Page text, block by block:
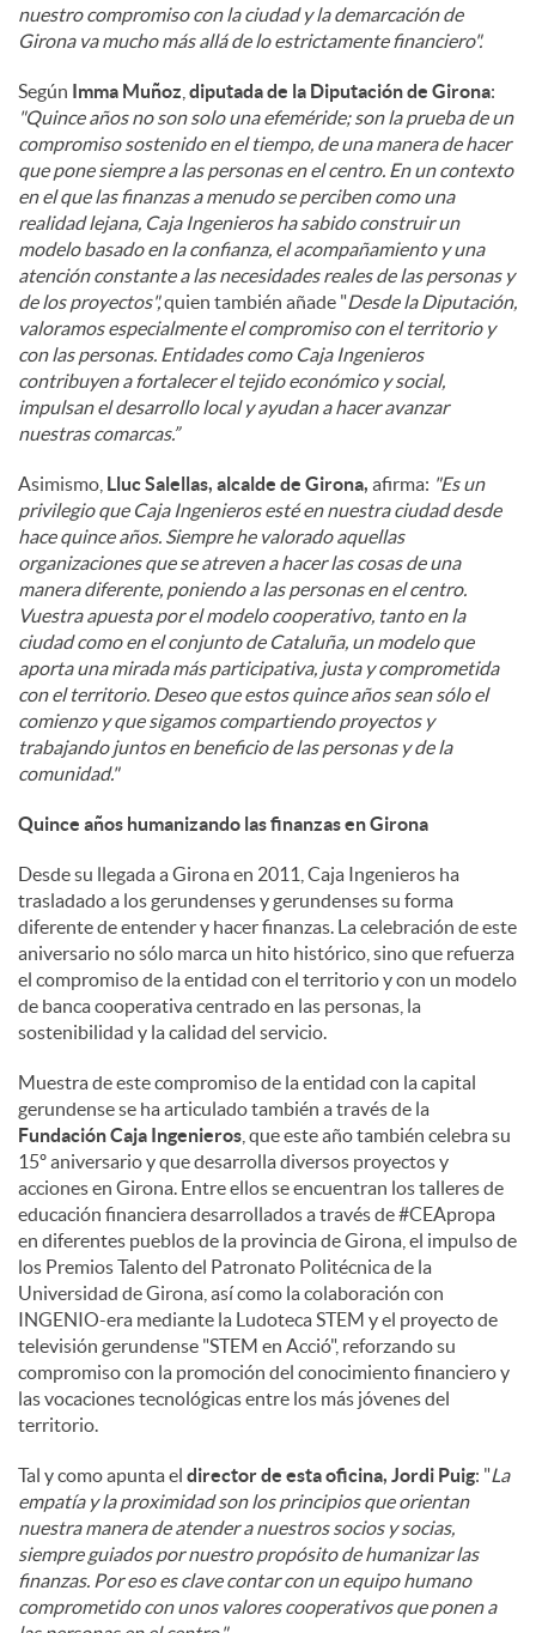
nuestro compromiso con la ciudad y la demarcación de
Girona va mucho más allá de lo estrictamente financiero".
Según Imma Muñoz diputada de la Diputación de Girona:
"Quince años no son solo una efeméride; son la prueba de un
compromiso sostenido en el tiempo, de una manera de hacer
que pone siempre a las personas en el centro. En un contexto
en el que las finanzas a menudo se perciben como una
realidad lejana, Caja Ingenieros ha sabido construir un
modelo basado en la confianza, el acompañamiento y una
atención constante a las necesidades reales de las personas y
de los proyectos",quien también añade "Desde la Diputación,
valoramos especialmente el compromiso con el territorio y
con las personas. Entidades como Caja Ingenieros
contribuyen a fortalecer el tejido económico y social,
impulsan el desarrollo local y ayudan a hacer avanzar
nuestras comarcas.”
Asimismo, Lluc Salellas, alcalde de Girona, afirma: "Es un
privilegio que Caja Ingenieros esté en nuestra ciudad desde
hace quince años. Siempre he valorado aquellas
organizaciones que se atreven a hacer las cosas de una
manera diferente, poniendo a las personas en el centro.
Vuestra apuesta por el modelo cooperativo, tanto en la
ciudad como en el conjunto de Cataluña, un modelo que
aporta una mirada más participativa, justa y comprometida
con el territorio. Deseo que estos quince años sean sólo el
comienzo y que sigamos compartiendo proyectos y
trabajando juntos en beneficio de las personas y de la
comunidad."
Quince años humanizando las finanzas en Girona
Desde su llegada a Girona en 2011, Caja Ingenieros ha
trasladado a los gerundenses y gerundenses su forma
diferente de entender y hacer finanzas. La celebración de este
aniversario no sólo marca un hito histórico, sino que refuerza
el compromiso de la entidad con el territorio y con un modelo
de banca cooperativa centrado en las personas, la
sostenibilidad y la calidad del servicio.
Muestra de este compromiso de la entidad con la capital
gerundense se ha articulado también a través de la
Fundación Caja Ingenieros , que este año también celebra su
15º aniversario y que desarrolla diversos proyectos y
acciones en Girona. Entre ellos se encuentran los talleres de
educación financiera desarrollados a través de #CEApropa
en diferentes pueblos de la provincia de Girona, el impulso de
los Premios Talento del Patronato Politécnica de la
Universidad de Girona, así como la colaboración con
INGENIO-era mediante la Ludoteca STEM y el proyecto de
televisión gerundense "STEM en Acció", reforzando su
compromiso con la promoción del conocimiento financiero y
las vocaciones tecnológicas entre los más jóvenes del
territorio.
Tal y como apunta el director de esta oficina, Jordi Puig: "La
empatía y la proximidad son los principios que orientan
nuestra manera de atender a nuestros socios y socias,
siempre guiados por nuestro propósito de humanizar las
finanzas. Por eso es clave contar con un equipo humano
comprometido con unos valores cooperativos que ponen a